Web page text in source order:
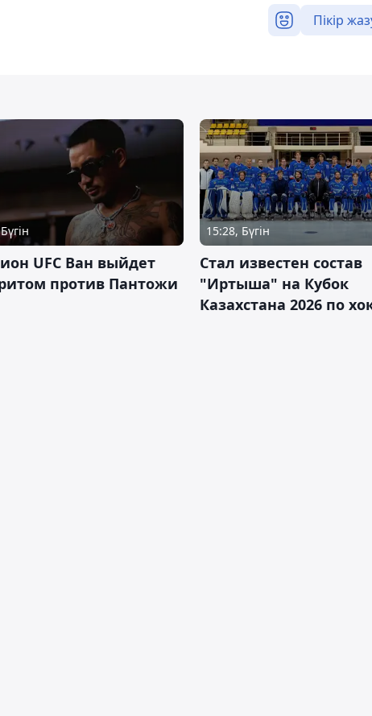
Пікір
UFC Ван выйдет
против Пантожи
15:28, Бүгін
Стал известен состав
"Иртыша" на Кубок
Казахстана 2026 по